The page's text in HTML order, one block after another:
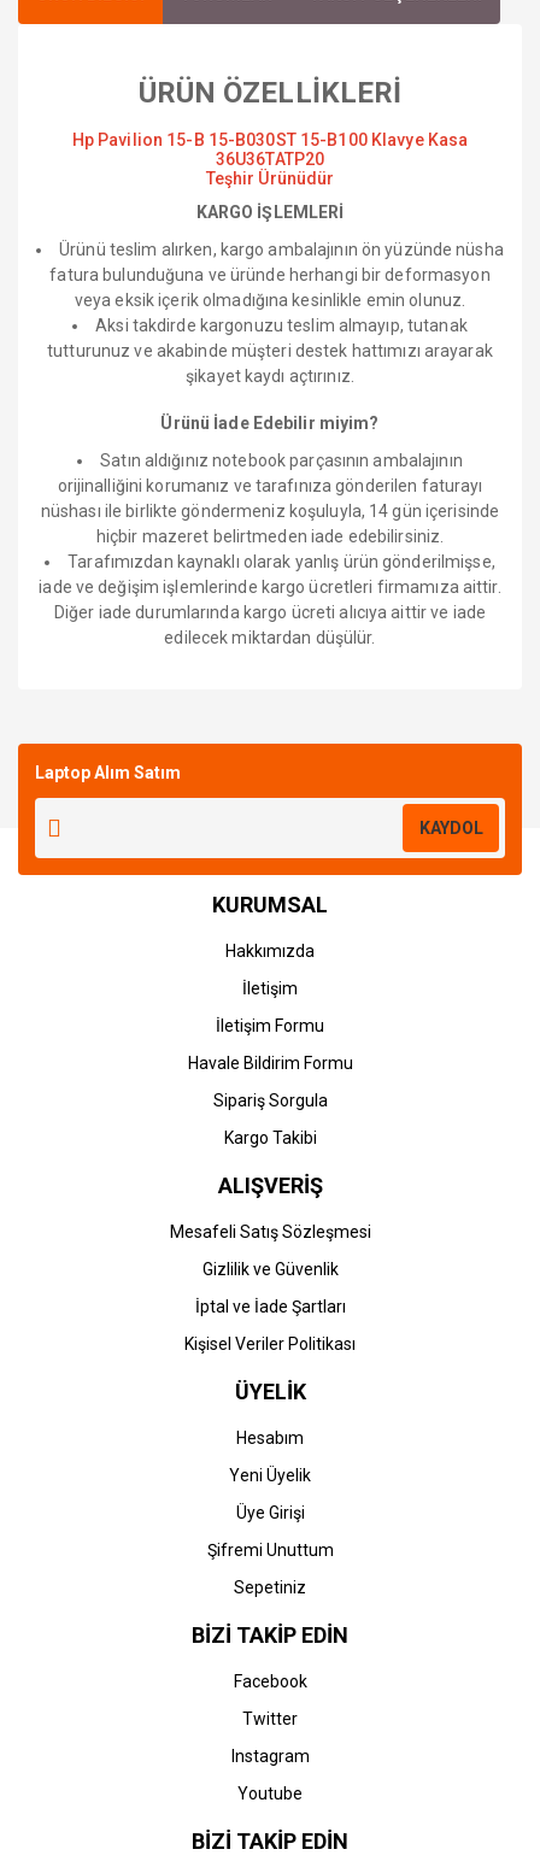
ÜRÜN ÖZELLİKLERİ
Hp Pavilion 15-B 15-B030ST 15-B100 Klavye Kasa
36U36TATP20
Teşhir Ürünüdür
KARGO İŞLEMLERİ
Ürünü teslim alırken, kargo ambalajının ön yüzünde nüsha
fatura bulunduğuna ve üründe herhangi bir deformasyon
veya eksik içerik olmadığına kesinlikle emin olunuz.
Aksi takdirde kargonuzu teslim almayıp, tutanak
tutturunuz ve akabinde müşteri destek hattımızı arayarak
şikayet kaydı açtırınız.
Ürünü İade Edebilir miyim?
Satın aldığınız notebook parçasının ambalajının
orijinalliğini korumanız ve tarafınıza gönderilen faturayı
nüshası ile birlikte göndermeniz koşuluyla, 14 gün içerisinde
hiçbir mazeret belirtmeden iade edebilirsiniz.
Tarafımızdan kaynaklı olarak yanlış ürün gönderilmişse,
iade ve değişim işlemlerinde kargo ücretleri firmamıza aittir.
Diğer iade durumlarında kargo ücreti alıcıya aittir ve iade
edilecek miktardan düşülür.
Laptop Alım Satım
KAYDOL
KURUMSAL
Hakkımızda
İletişim
İletişim Formu
Havale Bildirim Formu
Sipariş Sorgula
Kargo Takibi
ALIŞVERİŞ
Mesafeli Satış Sözleşmesi
Gizlilik ve Güvenlik
İptal ve İade Şartları
Kişisel Veriler Politikası
ÜYELİK
Hesabım
Yeni Üyelik
Üye Girişi
Şifremi Unuttum
Sepetiniz
BİZİ TAKİP EDİN
Facebook
Twitter
Instagram
Youtube
BİZİ TAKİP EDİN